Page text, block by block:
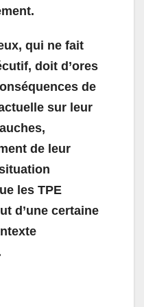
qui ne fait
doit d’ores
de
sur leur
de leur
les TPE
d’une certaine